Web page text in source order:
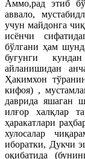
Аммо,рад этиб
аввало,
учун майдонга
исёнчи
бўлгани ҳам
бугунги
айланишидан
Ҳакимхон
кифоя) ,
даврида яшаган
илғор халқлар
ҳаракатлари
хулосалар
иборатки, Дукчи
оқибатида